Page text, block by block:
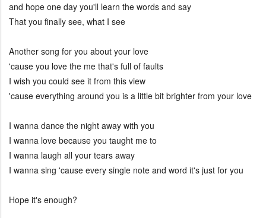
and hope one day you'll learn the words and say
That you finally see, what I see
Another song for you about your love
'cause you love the me that's full of faults
I wish you could see it from this view
'cause everything around you is a little bit brighter from your love
I wanna dance the night away with you
I wanna love because you taught me to
I wanna laugh all your tears away
I wanna sing 'cause every single note and word it's just for you
Hope it's enough?